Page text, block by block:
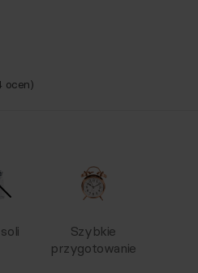
ocen)
Szybkie
przygotowanie